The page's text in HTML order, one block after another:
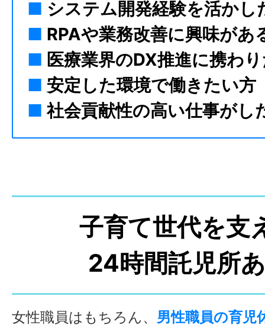
■ システム開発経験を活かし
■ RPAや業務改善に興味があ
■ 医療業界のDX推進に携わ
■ 安定した環境で働きたい方
■社会貢献性の高い仕事がし
子育て世代を支
24時間託児所
女性職員はもちろん、 男性職員の育児